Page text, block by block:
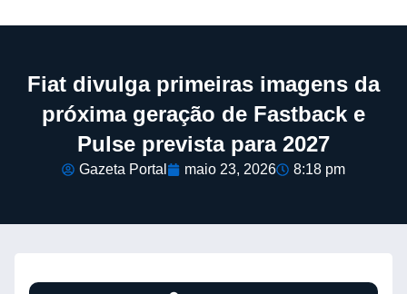
Fiat divulga primeiras imagens da
próxima geração de Fastback e
Pulse prevista para 2027
Gazeta Portal maio 23, 2026 8:18 pm